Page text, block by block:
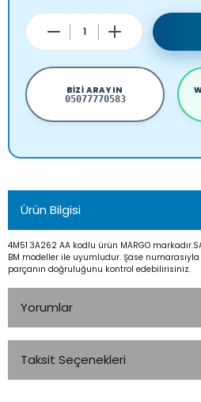
BIZI ARAYIN
05077770583
Ürün Bilgisi
4M51 3A262 AA kodlu ürün MARGO
BM modeller ile uyumludur. Şase
parçanın doğruluğunu kontrol edebilirisiniz.
Yorumlar
Taksit Seçenekleri